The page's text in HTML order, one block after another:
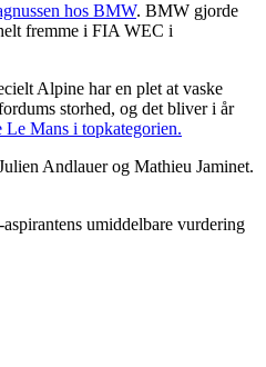
hos BMW. BMW gjorde
fremme i FIA WEC i
Alpine har en plet at vaske
storhed, og det bliver i år
Le Mans i topkategorien.
Andlauer og Mathieu Jaminet.
umiddelbare vurdering